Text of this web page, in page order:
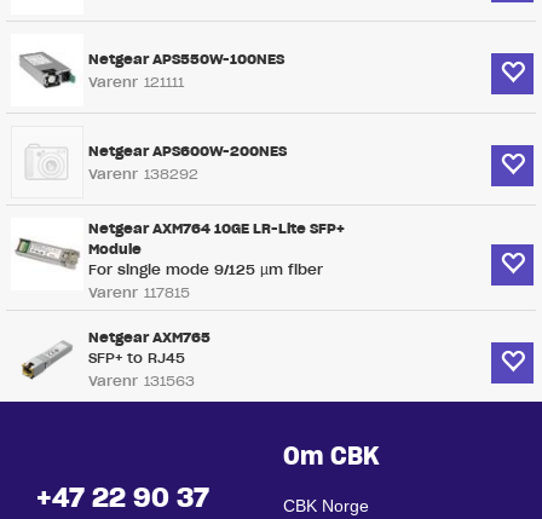
Netgear APS550W-100NES
Varenr 121111
Netgear APS600W-200NES
Varenr 138292
Netgear AXM764 10GE LR-Lite SFP+
Module
For single mode 9/125 µm fiber
Varenr 117815
Netgear AXM765
SFP+ to RJ45
Varenr 131563
+47 22 90 37
Om CBK
CBK Norge